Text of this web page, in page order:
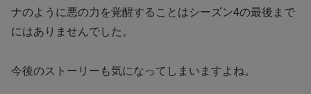
ナのように悪の力を覚醒することはシーズン4の最後まで
にはありませんでした。
今後のストーリーも気になってしまいますよね。